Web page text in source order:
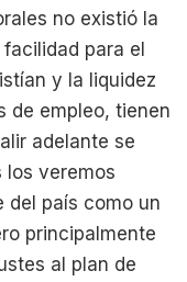
no existió la
para el
y la liquidez
de empleo, tienen
adelante se
los veremos
del país como un
principalmente
al plan de